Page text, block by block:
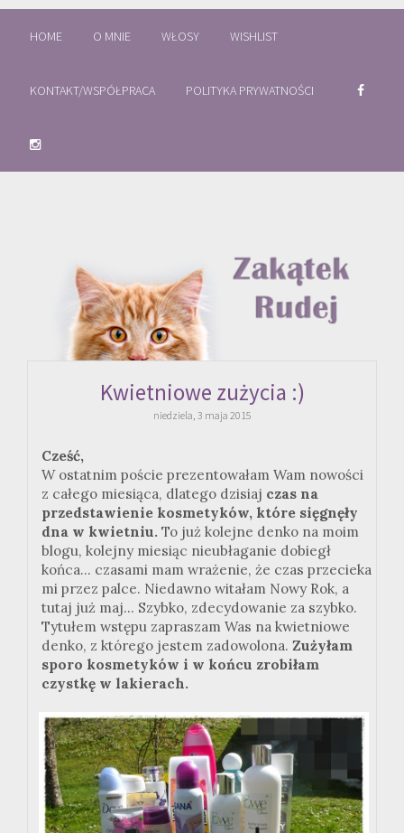
HOME O MNIE WŁOSY WISHLIST
KONTAKT/WSPÓŁPRACA POLITYKA PRYWATNOŚCI
Kwietniowe zużycia :)
niedziela, 3 maja 2015
Cześć,
W ostatnim poście prezentowałam Wam nowości
z całego miesiąca, dlatego dzisiaj czas na
przedstawienie kosmetyków, które sięgnęły
dna w kwietniu. To już kolejne denko na moim
blogu, kolejny miesiąc nieubłaganie dobiegł
końca... czasami mam wrażenie, że czas przecieka
mi przez palce. Niedawno witałam Nowy Rok, a
tutaj już maj... Szybko, zdecydowanie za szybko.
Tytułem wstępu zapraszam Was na kwietniowe
denko, z którego jestem zadowolona. Zużyłam
sporo kosmetyków i w końcu zrobiłam
czystkę w lakierach.